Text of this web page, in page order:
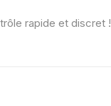
rapide et discret !